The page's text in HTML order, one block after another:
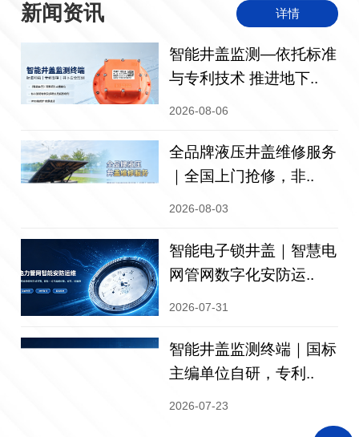
新闻资讯 详情
智能井盖监测—依托标准
与专利技术 推进地下..
2026-08-06
全品牌液压井盖维修服务
｜全国上门抢修，非..
2026-08-03
智能电子锁井盖｜智慧电
网管网数字化安防运..
2026-07-31
智能井盖监测终端｜国标
主编单位自研，专利..
2026-07-23